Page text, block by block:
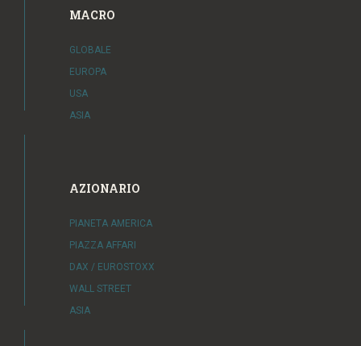
MACRO
GLOBALE
EUROPA
USA
ASIA
AZIONARIO
PIANETA AMERICA
PIAZZA AFFARI
DAX / EUROSTOXX
WALL STREET
ASIA